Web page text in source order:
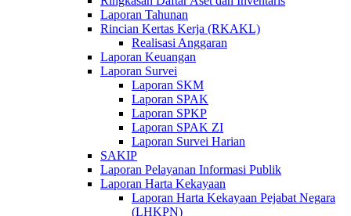
Laporan Tahunan
Rincian Kertas Kerja (RKAKL)
Realisasi Anggaran
Laporan Keuangan
Laporan Survei
Laporan SKM
Laporan SPAK
Laporan SPKP
Laporan SPAK ZI
Laporan Survei Harian
SAKIP
Laporan Pelayanan Informasi Publik
Laporan Harta Kekayaan
Laporan Harta Kekayaan Pejabat Negara
(LHKPN)